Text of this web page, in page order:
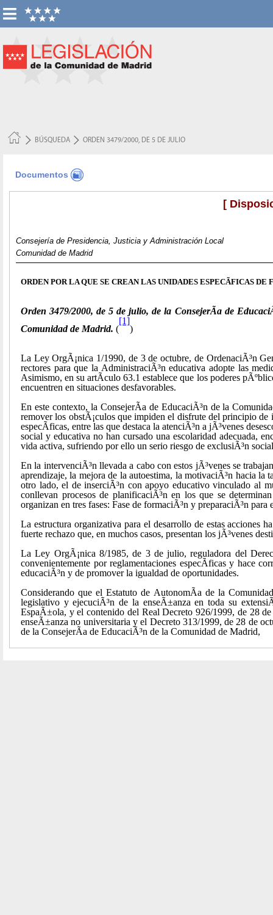
BÚSQUEDA ORDEN 3479/2000, DE 5 DE JULIO
Documentos
[
Consejería de Presidencia, Justicia y Administración Local
Comunidad de Madrid